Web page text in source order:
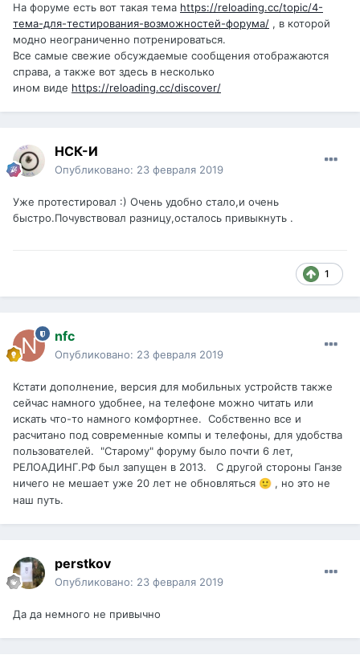
На форуме есть вот такая тема https://reloading.cc/topic/4-
тема-для-тестирования-возможностей-форума/ , в которой
модно неограниченно потренироваться.
Все самые свежие обсуждаемые сообщения отображаются
справа, а также вот здесь в несколько
ином виде https://reloading.cc/discover/
НСК-И
Опубликовано: 23 февраля 2019
Уже протестировал :) Очень удобно стало,и очень
быстро.Почувствовал разницу,осталось привыкнуть .
1
nfc
Опубликовано: 23 февраля 2019
Кстати дополнение, версия для мобильных устройств также
сейчас намного удобнее, на телефоне можно читать или
искать что-то намного комфортнее. Собственно все и
расчитано под современные компы и телефоны, для удобства
пользователей. "Старому" форуму было почти 6 лет,
РЕЛОАДИНГ.РФ был запущен в 2013. С другой стороны Ганзе
ничего не мешает уже 20 лет не обновляться 🙂 , но это не
наш путь.
perstkov
Опубликовано: 23 февраля 2019
Да да немного не привычно